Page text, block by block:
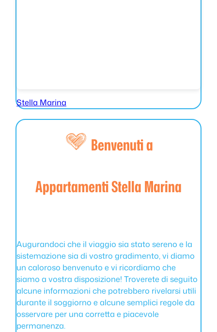
Stella Marina
Benvenuti a
Appartamenti Stella Marina
Augurandoci che il viaggio sia stato sereno e la
sistemazione sia di vostro gradimento, vi diamo
un caloroso benvenuto e vi ricordiamo che
siamo a vostra disposizione! Troverete di seguito
alcune informazioni che potrebbero rivelarsi utili
durante il soggiorno e alcune semplici regole da
osservare per una corretta e piacevole
permanenza.